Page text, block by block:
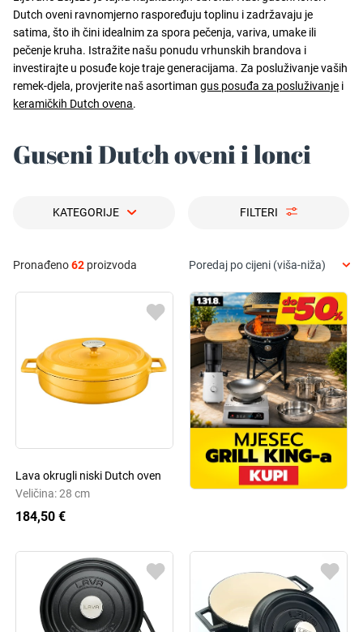
Dutch oveni ravnomjerno raspoređuju toplinu i zadržavaju je
satima, što ih čini idealnim za spora pečenja, variva, umake ili
pečenje kruha. Istražite našu ponudu vrhunskih brandova i
investirajte u posuđe koje traje generacijama. Za posluživanje vaših
remek-djela, provjerite naš asortimangus posuđa za posluživanje i
keramičkih Dutch ovena.
Guseni Dutch oveni i lonci
KATEGORIJE FILTERI
Pronađeno62 proizvoda Poredaj po cijeni (viša-niža)
Lava okrugli niski Dutch oven
Veličina: 28 cm
184,50 €